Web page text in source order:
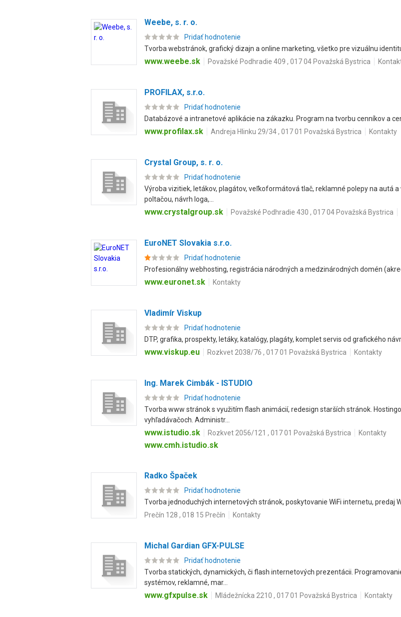
Weebe, s. r. o.
Pridať hodnotenie
Tvorba webstránok, grafický dizajn a online marketing, všetko pre vizuálnu
www.weebe.sk Považské Podhradie 409 , 017 04 Považská Bystrica
PROFILAX, s.r.o.
Pridať hodnotenie
Databázové a intranetové aplikácie na zákazku. Program na tvorbu cenníkov a
www.profilax.sk Andreja Hlinku 29/34 , 017 01 Považská Bystrica Kontakty
Crystal Group, s. r. o.
Pridať hodnotenie
Výroba vizitiek, letákov, plagátov, veľkoformátová tlač, reklamné polepy na autá
poltačou, návrh loga,...
www.crystalgroup.sk Považské Podhradie 430 , 017 04 Považská Bystrica
EuroNET Slovakia s.r.o.
Pridať hodnotenie
Profesionálny webhosting, registrácia národných a medzinárodných domén
www.euronet.sk Kontakty
Vladimír Viskup
Pridať hodnotenie
DTP, grafika, prospekty, letáky, katalógy, plagáty, komplet servis od grafického
www.viskup.eu Rozkvet 2038/76 , 017 01 Považská Bystrica Kontakty
Ing. Marek Cimbák - ISTUDIO
Pridať hodnotenie
Tvorba www stránok s využitím flash animácií, redesign starších stránok.
vyhľadávačoch. Administr...
www.istudio.sk Rozkvet 2056/121 , 017 01 Považská Bystrica Kontakty
www.cmh.istudio.sk
Radko Špaček
Pridať hodnotenie
Tvorba jednoduchých internetových stránok, poskytovanie WiFi internetu, predaj
Prečín 128 , 018 15 Prečín
Kontakty
Michal Gardian GFX-PULSE
Pridať hodnotenie
Tvorba statických, dynamických, či flash internetových prezentácii.
systémov, reklamné, mar...
www.gfxpulse.sk Mládežnícka 2210 , 017 01 Považská Bystrica Kontakty